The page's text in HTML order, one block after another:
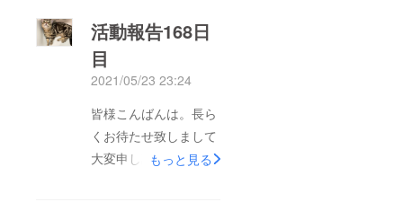
活動報告168日
目
2021/05/23 23:24
皆様こんばんは。長ら
くお待たせ致しまして
大変申し訳ございませ
もっと見る